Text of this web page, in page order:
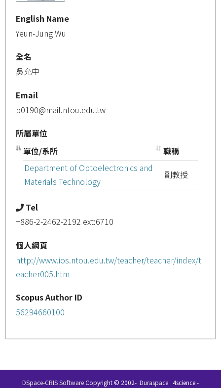
English Name
Yeun-Jung Wu
全名
吳允中
Email
b0190@mail.ntou.edu.tw
所屬單位
單位/系所
職稱
Department of Optoelectronics and
Materials Technology
副教授
Tel
+886-2-2462-2192 ext:6710
個人網頁
http://www.ios.ntou.edu.tw/teacher/teacher/index/t
eacher005.htm
Scopus Author ID
56294660100
DSpace-CRIS SoftwareCopyright © 2002- Duraspace 4science -